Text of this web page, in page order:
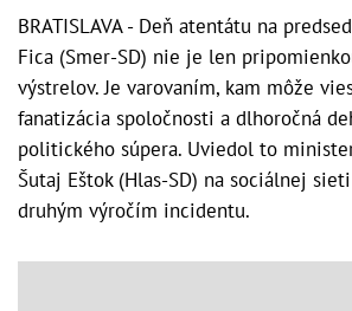
BRATISLAVA - Deň atentátu na
Fica (Smer-SD) nie je len
výstrelov. Je varovaním, kam môže
fanatizácia spoločnosti a dlhoročná
politického súpera. Uviedol to
Šutaj Eštok (Hlas-SD) na sociálnej
druhým výročím incidentu.